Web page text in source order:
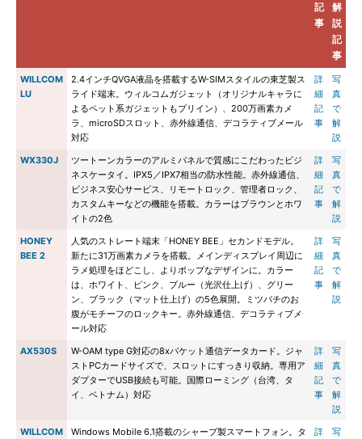
記
事
解
説
記
事
WILLCOM
LU
2.4インチQVGA液晶を搭載するW-SIMスタイルの東芝製ス
ライド端末。ウィルコムガジェット（オリジナルキャラに
よるペット系ガジェットもプリイン）、200万画素カメ
ラ、microSDスロット、赤外線通信、デコラティブメール
対応
詳
細
記
事
写
真
で
解
説
WX330J
ツートーンカラーのアルミパネルで質感にこだわったビジ
ネスケータイ。IPX5／IPX7相当の防水性能。赤外線通信、
ビジネス安心サービス、リモートロック、管理者ロック、
カスタムキーなどの機能を搭載。カラーはブラウンとホワ
イトの2色
詳
細
記
事
写
真
で
解
説
HONEY
BEE 2
人気のストレート端末「HONEY BEE」セカンドモデル。
新たに31万画素カメラを搭載。メインディスプレイ周辺に
ラメ処理をほどこし、よりポップなデザインに。カラー
は、ホワイト、ピンク、ブルー（光沢仕上げ）、グリー
ン、ブラック（マット仕上げ）の5色展開。ミツバチのお
腹がモチーフのロックキー。赤外線通信、デコラティブメ
ール対応
詳
細
記
事
写
真
で
解
説
AX530S
W-OAM type G対応の8xパケット通信データカード。ジャ
ストPCカードサイズで、スロットにすっきり収納。専用ア
ダプターでUSB接続も可能。国際ローミング（台湾、タ
イ、ベトナム）対応
詳
細
記
事
写
真
で
解
説
WILLCOM
Windows Mobile 6.1搭載のシャープ製スマートフォン。タ
詳
写